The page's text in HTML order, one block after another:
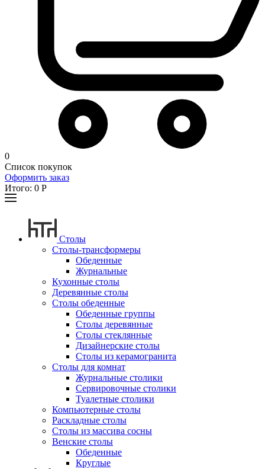
0
Список покупок
Оформить заказ
Итого: 0 Р
Столы
Столы-трансформеры
Обеденные
Журнальные
Кухонные столы
Деревянные столы
Столы обеденные
Обеденные группы
Столы деревянные
Столы стеклянные
Дизайнерские столы
Столы из керамогранита
Столы для комнат
Журнальные столики
Сервировочные столики
Туалетные столики
Компьютерные столы
Раскладные столы
Столы из массива сосны
Венские столы
Обеденные
Круглые